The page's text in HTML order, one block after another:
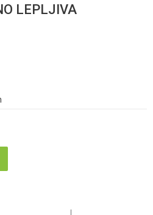
LEPLJIVA